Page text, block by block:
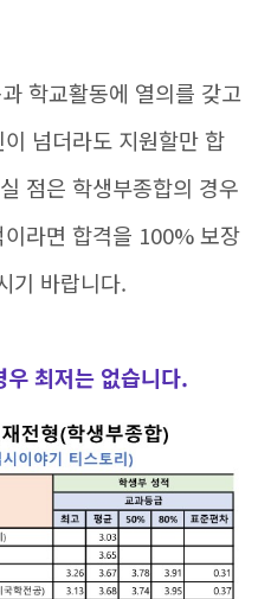
학교활동에 열의를 갖고
넘더라도 지원할만 합
점은 학생부종합의 경우
라면 합격을 100% 보장
기 바랍니다.
최저는 없습니다.